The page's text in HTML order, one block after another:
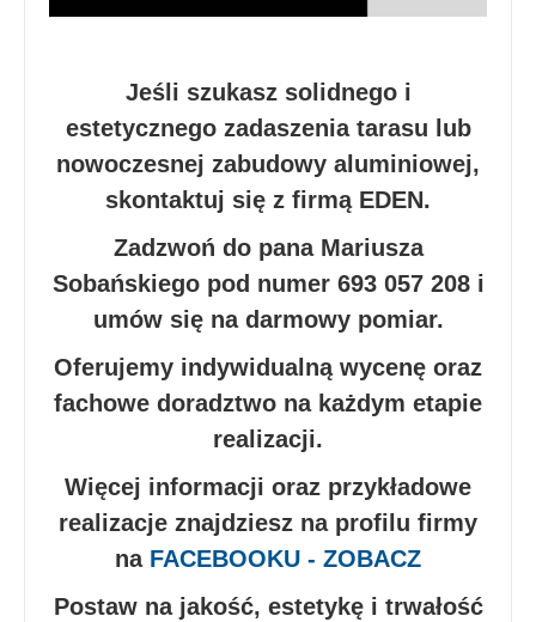
Jeśli szukasz solidnego i
estetycznego zadaszenia tarasu lub
nowoczesnej zabudowy aluminiowej,
skontaktuj się z firmą EDEN.
Zadzwoń do pana Mariusza
Sobańskiego pod numer 693 057 208 i
umów się na darmowy pomiar.
Oferujemy indywidualną wycenę oraz
fachowe doradztwo na każdym etapie
realizacji.
Więcej informacji oraz przykładowe
realizacje znajdziesz na profilu firmy
na FACEBOOKU - ZOBACZ
Postaw na jakość, estetykę i trwałość